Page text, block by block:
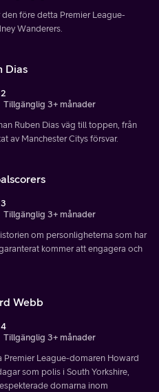
före detta Premier League-
Wanderers.
Dias
Tillgänglig 3+ månader
Ruben Dias väg till toppen, från
av Manchester Citys försvar.
Tillgänglig 3+ månader
om personligheterna som har
kommer att engagera och
Webb
Tillgänglig 3+ månader
League-domaren Howard
som polis i South Yorkshire,
domarna inom